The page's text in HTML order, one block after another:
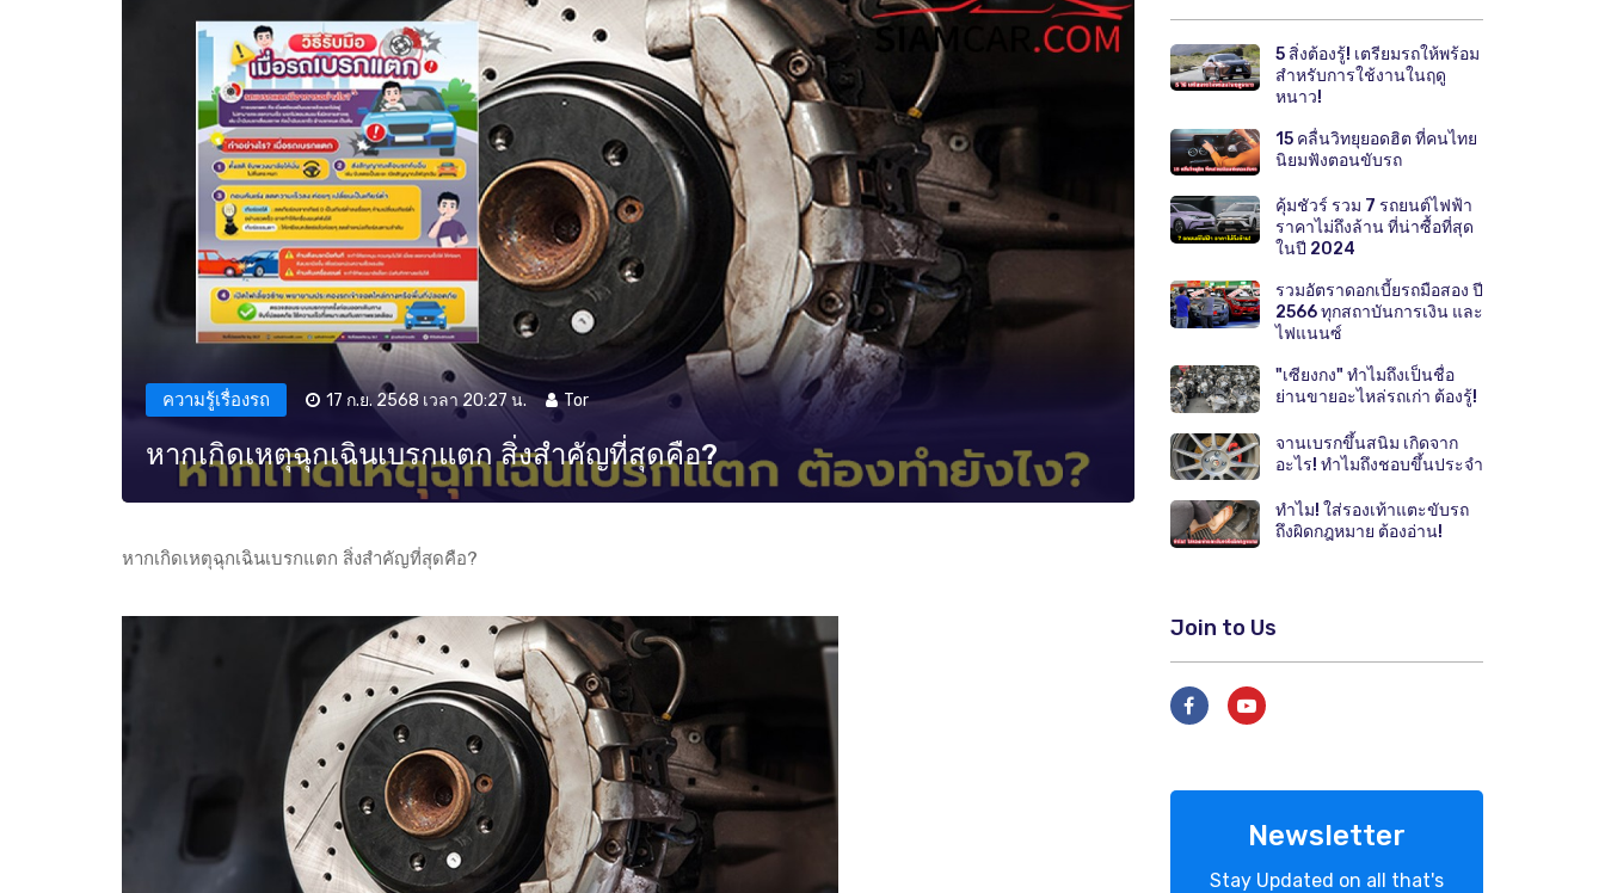
ความรู้เรื่องรถ 17 ก.ย. 2568 เวลา 20:27 น. Tor
หากเกิดเหตุฉุกเฉินเบรกแตก สิ่งสำคัญที่สุดคือ?
หากเกิดเหตุฉุกเฉินเบรกแตก สิ่งสำคัญที่สุดคือ?
5 สิ่งต้องรู้! เตรียมรถให้พร้อม
สำหรับการใช้งานในฤดู
หนาว!
15 คลื่นวิทยุยอดฮิต ที่คนไทย
นิยมฟังตอนขับรถ
คุ้มชัวร์ รวม 7 รถยนต์ไฟฟ้า
ราคาไม่ถึงล้าน ที่น่าซื้อที่สุด
ในปี 2024
รวมอัตราดอกเบี้ยรถมือสอง ปี
2566 ทุกสถาบันการเงิน และ
ไฟแนนซ์
"เซียงกง" ทำไมถึงเป็นชื่อ
ย่านขายอะไหล่รถเก่า ต้องรู้!
จานเบรกขึ้นสนิม เกิดจาก
อะไร! ทำไมถึงชอบขึ้นประจำ
ทำไม! ใส่รองเท้าแตะขับรถ
ถึงผิดกฎหมาย ต้องอ่าน!
Join to Us
Newsletter
Stay Updated on all that's